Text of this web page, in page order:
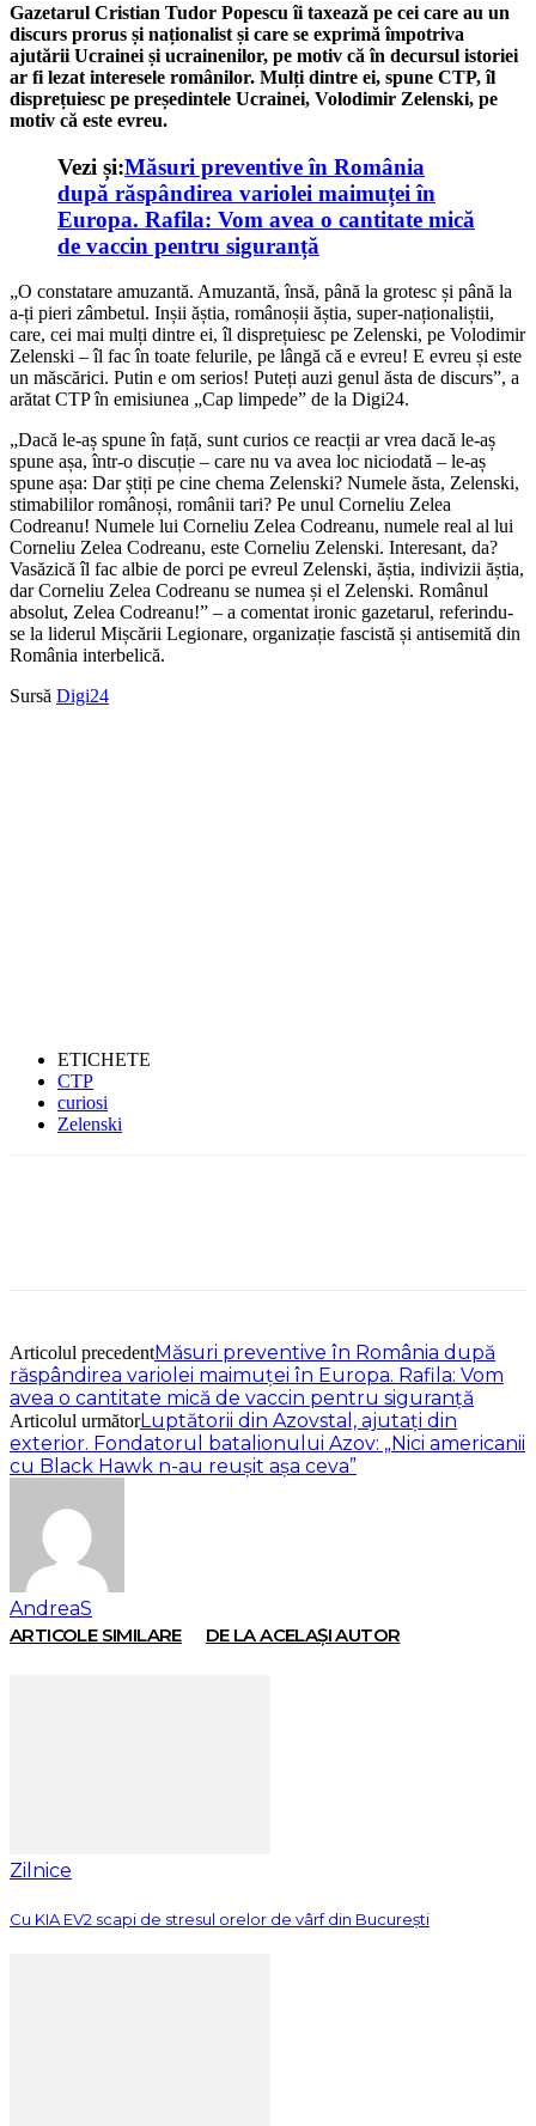
Gazetarul Cristian Tudor Popescu îi taxează pe cei care au un
discurs prorus și naționalist și care se exprimă împotriva
ajutării Ucrainei și ucrainenilor, pe motiv că în decursul istoriei
ar fi lezat interesele românilor. Mulți dintre ei, spune CTP, îl
disprețuiesc pe președintele Ucrainei, Volodimir Zelenski, pe
motiv că este evreu.
Vezi și:Măsuri preventive în România
după răspândirea variolei maimuței în
Europa. Rafila: Vom avea o cantitate mică
de vaccin pentru siguranță
„O constatare amuzantă. Amuzantă, însă, până la grotesc și până la
a-ți pieri zâmbetul. Inșii ăștia, românoșii ăștia, super-naționaliștii,
care, cei mai mulți dintre ei, îl disprețuiesc pe Zelenski, pe Volodimir
Zelenski – îl fac în toate felurile, pe lângă că e evreu! E evreu și este
un măscărici. Putin e om serios! Puteți auzi genul ăsta de discurs”, a
arătat CTP în emisiunea „Cap limpede” de la Digi24.
„Dacă le-aș spune în față, sunt curios ce reacții ar vrea dacă le-aș
spune așa, într-o discuție – care nu va avea loc niciodată – le-aș
spune așa: Dar știți pe cine chema Zelenski? Numele ăsta, Zelenski,
stimabililor românoși, românii tari? Pe unul Corneliu Zelea
Codreanu! Numele lui Corneliu Zelea Codreanu, numele real al lui
Corneliu Zelea Codreanu, este Corneliu Zelenski. Interesant, da?
Vasăzică îl fac albie de porci pe evreul Zelenski, ăștia, indivizii ăștia,
dar Corneliu Zelea Codreanu se numea și el Zelenski. Românul
absolut, Zelea Codreanu!” – a comentat ironic gazetarul, referindu-
se la liderul Mișcării Legionare, organizație fascistă și antisemită din
România interbelică.
Sursă Digi24
ETICHETE
CTP
curiosi
Zelenski
Articolul precedentMăsuri preventive în România după
răspândirea variolei maimuței în Europa. Rafila: Vom
avea o cantitate mică de vaccin pentru siguranță
Articolul următorLuptătorii din Azovstal, ajutați din
exterior. Fondatorul batalionului Azov: „Nici americanii
cu Black Hawk n-au reușit așa ceva”
AndreaS
ARTICOLE SIMILARE
DE LA ACELAȘI AUTOR
Zilnice
Cu KIA EV2 scapi de stresul orelor de vârf din București